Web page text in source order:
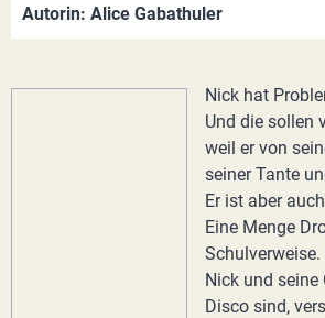
Autorin: Alice Gabathuler
Nick hat
Und die sollen
weil er von
seiner Tante
Er ist aber
Eine Menge
Nick und seine
Disco sind,